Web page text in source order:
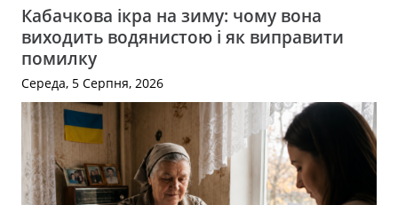
Кабачкова ікра на зиму: чому вона
виходить водянистою і як виправити
помилку
Середа, 5 Серпня, 2026